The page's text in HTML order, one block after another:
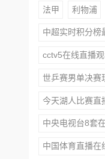
法甲 利物浦
中超实时积分榜
cctv5在线直播
世乒赛男单决赛
今天湖人比赛直
中央电视台8套
中国体育直播在